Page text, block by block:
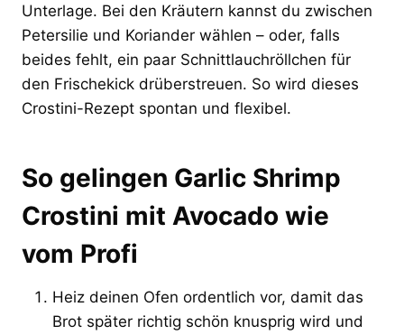
Unterlage. Bei den Kräutern kannst du zwischen
Petersilie und Koriander wählen – oder, falls
beides fehlt, ein paar Schnittlauchröllchen für
den Frischekick drüberstreuen. So wird dieses
Crostini-Rezept spontan und flexibel.
So gelingen Garlic Shrimp
Crostini mit Avocado wie
vom Profi
Heiz deinen Ofen ordentlich vor, damit das
Brot später richtig schön knusprig wird und